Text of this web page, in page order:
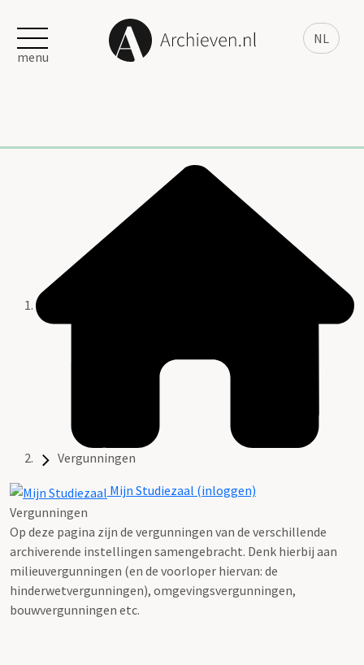
NL
menu
Vergunningen
Mijn Studiezaal (inloggen)
Vergunningen
Op deze pagina zijn de vergunningen van de verschillende
archiverende instellingen samengebracht. Denk hierbij aan
milieuvergunningen (en de voorloper hiervan: de
hinderwetvergunningen), omgevingsvergunningen,
bouwvergunningen etc.